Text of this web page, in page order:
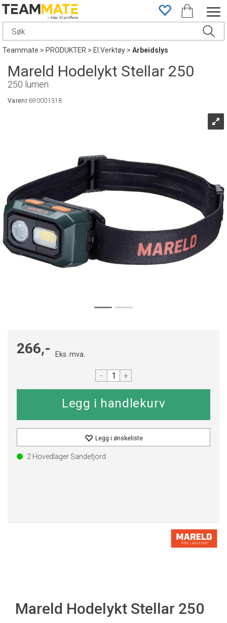
Teammate>PRODUKTER>El.Verktøy>Arbeidslys
Mareld Hodelykt Stellar 250
250 lumen
Varenr:690001318
Eks. mva.
266,-
- +
Legg i ønskeliste
2 Hovedlager Sandefjord
Mareld Hodelykt Stellar 250